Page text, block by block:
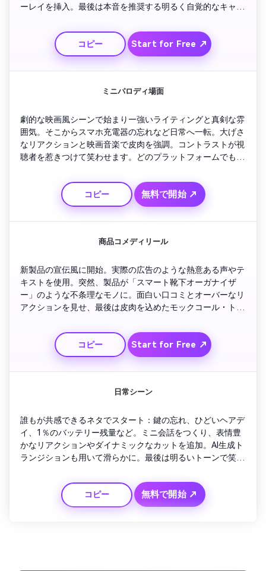
ーレイを挿入。最後は本音を推奨する明るく自覚的なキャッ
イターにおすすめです。
コピー
Start for Free ↗
ミニパロディ場面
劇的な映画風シーンで始まり—強いライティングと真剣な雰
囲気。そこからスマホ充電器の忘れなど日常へ一転。大げさ
なリアクションと映画音楽で皮肉を強調。コントラストが視
聴者を惹きつけて笑わせます。どのプラットフォームでも使
コピー 無料で開始 ↗
商品コメディリール
新製品の宣伝風に開始。実際の広告のような熱意ある声やテ
キストを使用。突然、製品が「スマート靴下オーガナイザ
ー」のような不条理なモノに。面白い口コミとオーバーなリ
アクションを見せ、最後は皮肉を込めたモックコール・ト
融合するクリエイター・マーケターに最適。
コピー
Start for Free ↗
日常シーン
誰もが共感できるネタでスタート：鍵の忘れ、ひどいヘアデ
イ、1％のバッテリー残量など。ミニ会話をつくり、表情豊
かなリアクションやダイナミックなカットを追加。AI生成ト
ランジションも用いて滑らかに。最後は明るいトーンで笑い
コピー 無料で開始 ↗